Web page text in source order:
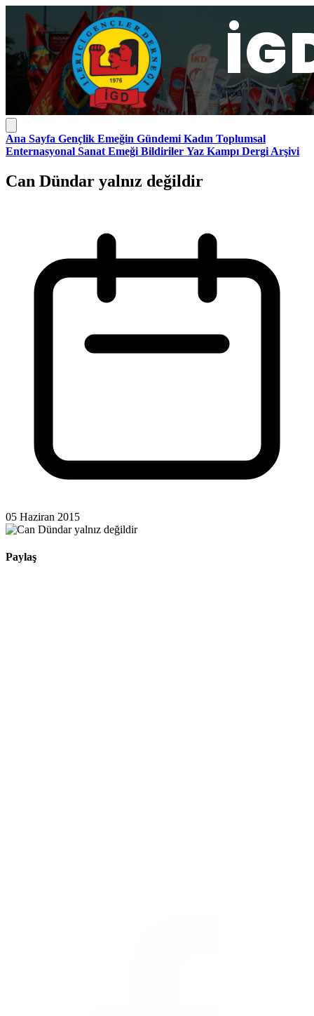
Ana Sayfa Gençlik Emeğin Gündemi Kadın Toplumsal
Enternasyonal Sanat Emeği Bildiriler Yaz Kampı Dergi Arşivi
Can Dündar yalnız değildir
05 Haziran 2015
Paylaş